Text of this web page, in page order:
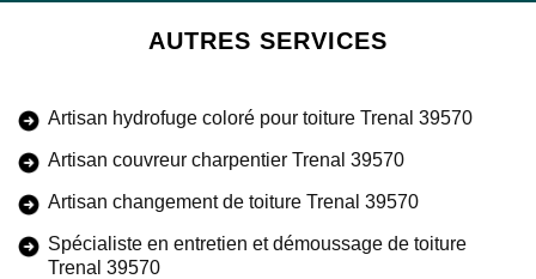
AUTRES SERVICES
Artisan hydrofuge coloré pour toiture Trenal 39570
Artisan couvreur charpentier Trenal 39570
Artisan changement de toiture Trenal 39570
Spécialiste en entretien et démoussage de toiture
Trenal 39570